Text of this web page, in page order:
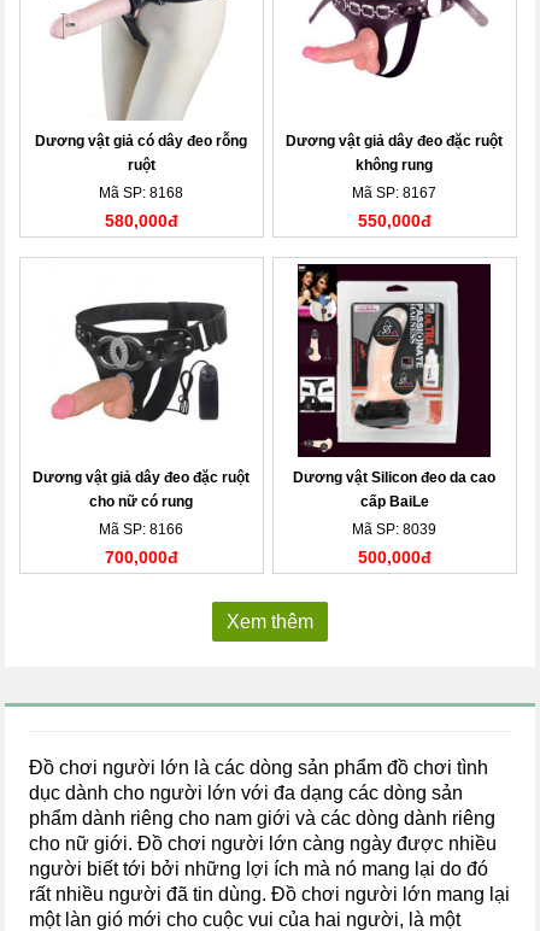
Dương vật giả có dây đeo rỗng
ruột
Mã SP: 8168
580,000đ
Dương vật giả dây đeo đặc ruột
không rung
Mã SP: 8167
550,000đ
Dương vật giả dây đeo đặc ruột
cho nữ có rung
Mã SP: 8166
700,000đ
Dương vật Silicon đeo da cao
cấp BaiLe
Mã SP: 8039
500,000đ
Xem thêm
Đồ chơi người lớn là các dòng sản phẩm đồ chơi tình
dục dành cho người lớn với đa dạng các dòng sản
phẩm dành riêng cho nam giới và các dòng dành riêng
cho nữ giới. Đồ chơi người lớn càng ngày được nhiều
người biết tới bởi những lợi ích mà nó mang lại do đó
rất nhiều người đã tin dùng. Đồ chơi người lớn mang lại
một làn gió mới cho cuộc vui của hai người, là một